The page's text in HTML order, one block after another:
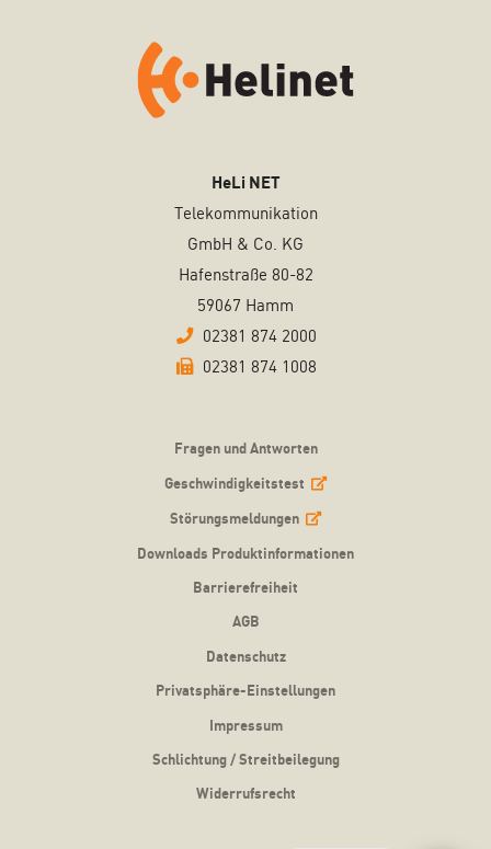
HeLi NET
Telekommunikation
GmbH & Co. KG
Hafenstraße 80-82
59067 Hamm
02381 874 2000
02381 874 1008
Fragen und Antworten
Geschwindigkeitstest
Störungsmeldungen
Downloads Produktinformationen
Barrierefreiheit
AGB
Datenschutz
Privatsphäre-Einstellungen
Impressum
Schlichtung / Streitbeilegung
Widerrufsrecht